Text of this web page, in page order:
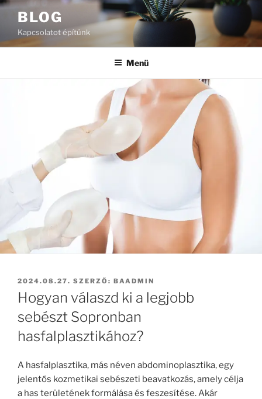
Tartalomhoz
BLOG
Kapcsolatot építünk
Menü
BEKÜLDVE:
2024.08.27. SZERZŐ: BAADMIN
Hogyan válaszd ki a legjobb
sebészt Sopronban
hasfalplasztikához?
A hasfalplasztika, más néven abdominoplasztika, egy
jelentős kozmetikai sebészeti beavatkozás, amely célja
a has területének formálása és feszesítése. Akár